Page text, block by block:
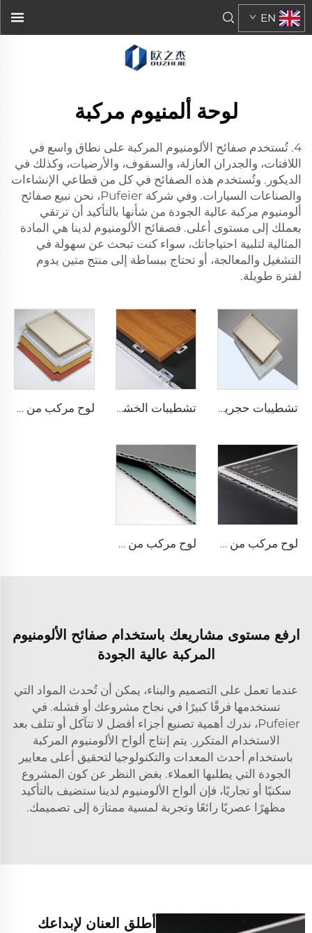
EN
لوحة ألمنيوم مركبة
4. تُستخدم صفائح الألومنيوم المركبة على نطاق واسع في
اللافتات، والجدران العازلة، والسقوف، والأرضيات، وكذلك في
الديكور. وتُستخدم هذه الصفائح في كل من قطاعي الإنشاءات
والصناعات السيارات. وفي شركة Pufeier، نحن نبيع صفائح
ألومنيوم مركبة عالية الجودة من شأنها بالتأكيد أن ترتقي
بعملك إلى مستوى أعلى. فصفائح الألومنيوم لدينا هي المادة
المثالية لتلبية احتياجاتك، سواء كنت تبحث عن سهولة في
التشغيل والمعالجة، أو تحتاج ببساطة إلى منتج متين يدوم
لفترة طويلة.
تشطيبات حجرية ACP - 4 مم × 1220 مم × 2440 مم تشطيبات الخشب acp لوح مركب - 4 مم × 1220 مم × 2440 مم لوح مركب من الألومنيوم بسماكة 4 مم - 4 مم 1220 مم × 2440 مم (122 سم × 244 سم)
لوح مركب من الألومنيوم بلمسات نهائية معدنية - 0.4 سم × 122 سم × 244 سم لوح مركب من الألومنيوم بتشطيبات صلبة - 4 مم × 1220 مم × 2440 مم
ارفع مستوى مشاريعك باستخدام صفائح الألومنيوم
المركبة عالية الجودة
عندما تعمل على التصميم والبناء، يمكن أن تُحدث المواد التي
تستخدمها فرقًا كبيرًا في نجاح مشروعك أو فشله. في
Pufeier، ندرك أهمية تصنيع أجزاء أفضل لا تتآكل أو تتلف بعد
الاستخدام المتكرر. يتم إنتاج ألواح الألومنيوم المركبة
باستخدام أحدث المعدات والتكنولوجيا لتحقيق أعلى معايير
الجودة التي يطلبها العملاء. بغض النظر عن كون المشروع
سكنيًا أو تجاريًا، فإن ألواح الألومنيوم لدينا ستضيف بالتأكيد
مظهرًا عصريًا رائعًا وتجربة لمسية ممتازة إلى تصميمك.
أطلق العنان لإبداعك